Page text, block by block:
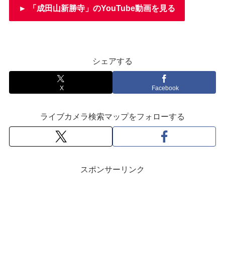
► 「成田山新勝寺」のYouTube動画を見る
シェアする
X Facebook
ライブカメラ検索マップをフォローする
スポンサーリンク